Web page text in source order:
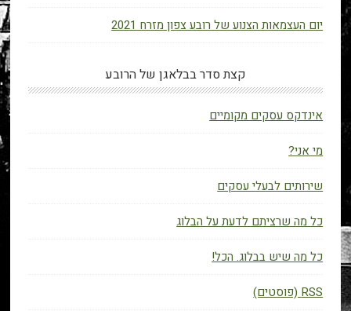
יום העצמאות הצנוע של רובע צפון מזרח 2021
קצת סדר בבלאגן של הרובע
אינדקס עסקים מקומיים
מי אני?
שירותים לבעלי עסקים
כל מה שרציתם לדעת על הבלוג
כל מה שיש בבלוג. הכל!
RSS (פוסטים)